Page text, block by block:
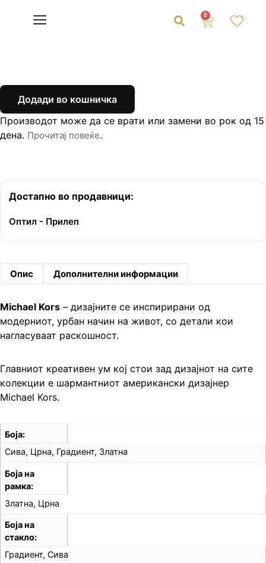
0
Додади во кошничка
Производот може да се врати или замени во рок од 15
дена. Прочитај повеќе.
Достапно во продавници:
Оптил - Прилеп
Опис Дополнителни информации
Michael Kors – дизајните се инспирирани од
модерниот, урбан начин на живот, со детали кои
нагласуваат раскошност.
Главниот креативен ум кој стои зад дизајнот на сите
колекции е шармантниот американски дизајнер
Michael Kors.
Боја
Сива, Црна, Градиент, Златна
Боја на
рамка
Златна, Црна
Боја на
стакло
Градиент, Сива